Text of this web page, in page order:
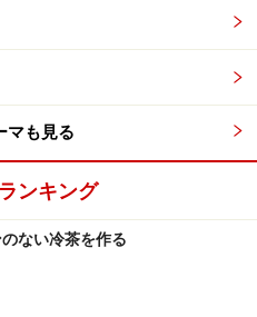
マも見る
ンキング
ない冷茶を作る